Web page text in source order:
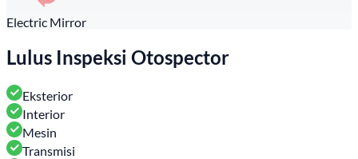
Electric Mirror
Lulus Inspeksi Otospector
Eksterior
Interior
Mesin
Transmisi